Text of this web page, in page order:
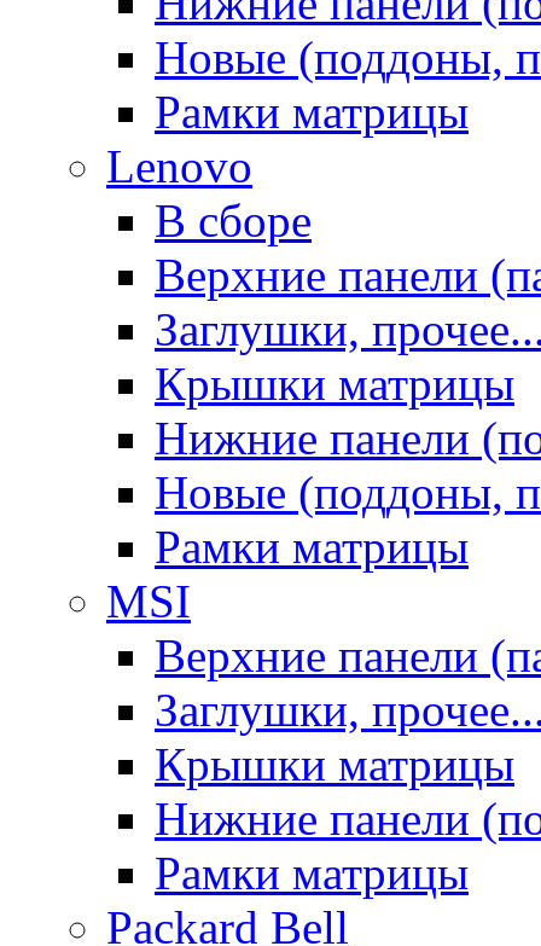
Новые (поддоны,
Рамки матрицы
Lenovo
В сборе
Верхние панели
Заглушки,
Крышки матрицы
Нижние панели
Новые (поддоны,
Рамки матрицы
MSI
Верхние панели
Заглушки,
Крышки матрицы
Нижние панели
Рамки матрицы
Packard Bell